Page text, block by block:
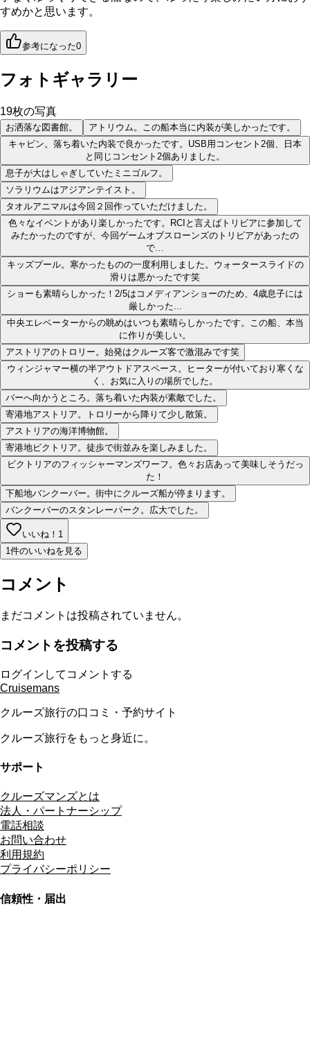
すめかと思います。
参考になった0
フォトギャラリー
19枚の写真
お洒落な図書館。
アトリウム。この船本当に内装が美しかったです。
キャビン。落ち着いた内装で良かったです。USB用コンセント2個、日本
と同じコンセント2個ありました。
息子が大はしゃぎしていたミニゴルフ。
ソラリウムはアジアンテイスト。
タオルアニマルは今回２回作っていただけました。
色々なイベントがあり楽しかったです。RCIと言えばトリビアに参加して
みたかったのですが、今回ゲームオブスローンズのトリビアがあったの
で…
キッズプール。寒かったものの一度利用しました。ウォータースライドの
滑りは悪かったです笑
ショーも素晴らしかった！2/5はコメディアンショーのため、4歳息子には
厳しかった...
中央エレベーターからの眺めはいつも素晴らしかったです。この船、本当
に作りが美しい。
アストリアのトロリー。始発はクルーズ客で激混みです笑
ウィンジャマー横の半アウトドアスペース。ヒーターが付いており寒くな
く、お気に入りの場所でした。
バーへ向かうところ。落ち着いた内装が素敵でした。
寄港地アストリア。トロリーから降りて少し散策。
アストリアの海洋博物館。
寄港地ビクトリア。徒歩で街並みを楽しみました。
ビクトリアのフィッシャーマンズワーフ。色々お店あって美味しそうだっ
た！
下船地バンクーバー。街中にクルーズ船が停まります。
バンクーバーのスタンレーパーク。広大でした。
いいね！ 1
1件のいいねを見る
コメント
まだコメントは投稿されていません。
コメントを投稿する
ログインしてコメントする
Cruisemans
クルーズ旅行の口コミ・予約サイト
クルーズ旅行をもっと身近に。
サポート
クルーズマンズとは
法人・パートナーシップ
電話相談
お問い合わせ
利用規約
プライバシーポリシー
信頼性・届出